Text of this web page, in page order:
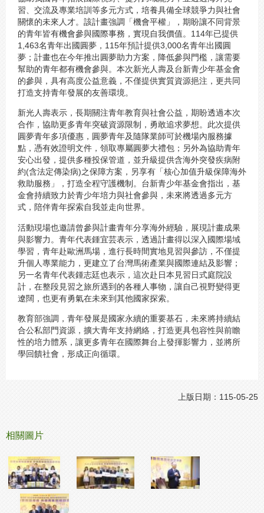
習、交流及專業培訓等多元方式，培養具備全球競爭力與社會
關懷的未來人才。該計畫強調「機會平權」，期盼讓不同背景
的青年皆有機會參與國際事務，實現自我價值。114年已提供
1,463名青年出國圓夢，115年預計提供3,000名青年出國圓
夢；計畫也在今年推出圓夢助力方案，降低參與門檻，讓需要
幫助的青年都有機會參與。本次新光人壽及台新青少年基金會
的參與，具有高度公益意義，不僅提供實質資源挹注，更共同
打造支持青年發展的友善環境。
新光人壽表示，長期關注青年教育與社會公益，期盼透過本次
合作，協助更多青年突破資源限制，勇敢追求夢想。此次提供
圓夢青年多項優惠，圓夢青年及隨隊業師可於機場內服務據
點，憑有效證明文件，領取專屬圓夢大禮包；另外為協助青年
安心出發，提供多種投保管道，並升級提供含海外突發疾病附
約(含法定傳染病)之保障方案，另享有「核心加值升級保障海外
救助服務」，打造全程守護機制。台新青少年基金會指出，基
金會持續致力於青少年培力與社會參與，未來將透過多元方
式，陪伴青年探索自我並走向世界。
活動現場也邀請曾參與計畫青年分享海外經驗，展現計畫成果
與影響力。青年代表鍾宜芸表示，透過計畫得以深入國際場域
學習，青年赴歐洲馬場，進行長時間實地見習與參訪，不僅提
升個人專業能力，更建立了台灣馬術產業與國際連結及影響；
另一名青年代表鍾志廷也表示，這次赴日本見習日式庭院設
計，在整段見習之旅所遇到的各種人事物，讓自己視野變得更
遼闊，也更有勇氣在未來到其他國家探索。
教育部強調，青年發展是國家永續的重要基石，未來將持續結
合公私部門資源，擴大青年支持網絡，打造更具包容性與前瞻
性的培力體系，讓更多青年在國際舞台上發揮影響力，並將所
學回饋社會，形成正向循環。
上版日期：115-05-25
相關圖片